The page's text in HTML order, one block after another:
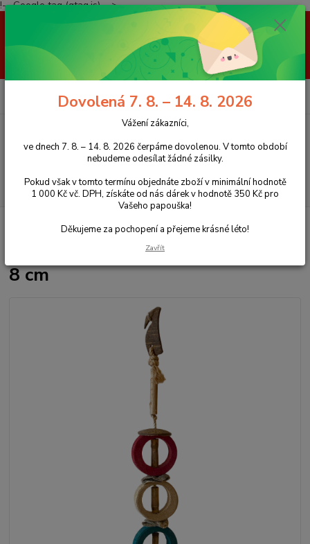
!-- Google tag (gtag.js) -->
Vážení zákazníci, ve dnech 7. 8. – 14. 8. 2026 čerpáme dovolenou. V
tomto období nebudeme odesílat žádné zásilky. Pokud však v tomto
termínu objednáte zboží v minimální hodnotě 1 000 Kč vč. DPH, získáte
od nás dárek v hodnotě 350 Kč pro Vašeho papouška! Děkujeme za
pochopení a přejeme krásné léto!
Menu
CZK
Hledat
(Po-Pá, 8-16 hod.)
Závěs s kruhy a lasturami M, 39 x
8 cm
Dovolená 7. 8. – 14. 8. 2026
Vážení zákazníci,
ve dnech 7. 8. – 14. 8. 2026 čerpáme dovolenou. V tomto období
nebudeme odesílat žádné zásilky.
Pokud však v tomto termínu objednáte zboží v minimální hodnotě
1 000 Kč vč. DPH, získáte od nás dárek v hodnotě 350 Kč pro
Vašeho papouška!
Děkujeme za pochopení a přejeme krásné léto!
Zavřít